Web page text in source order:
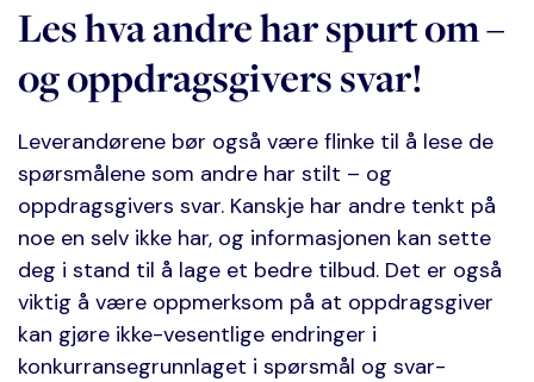
Les hva andre har spurt om –
og oppdragsgivers svar!
Leverandørene bør også være flinke til å lese de
spørsmålene som andre har stilt – og
oppdragsgivers svar. Kanskje har andre tenkt på
noe en selv ikke har, og informasjonen kan sette
deg i stand til å lage et bedre tilbud. Det er også
viktig å være oppmerksom på at oppdragsgiver
kan gjøre ikke-vesentlige endringer i
konkurransegrunnlaget i spørsmål og svar-